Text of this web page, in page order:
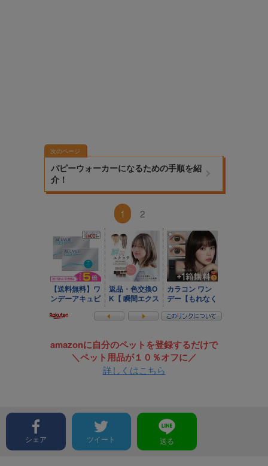
次のページ
パピーウォーカーになるための手順を紹
介！
1 2
amazonに自分のペットを登録するだけで
＼ペット用品が１０％オフに／
詳しくはこちら
シェア ツイート 送る